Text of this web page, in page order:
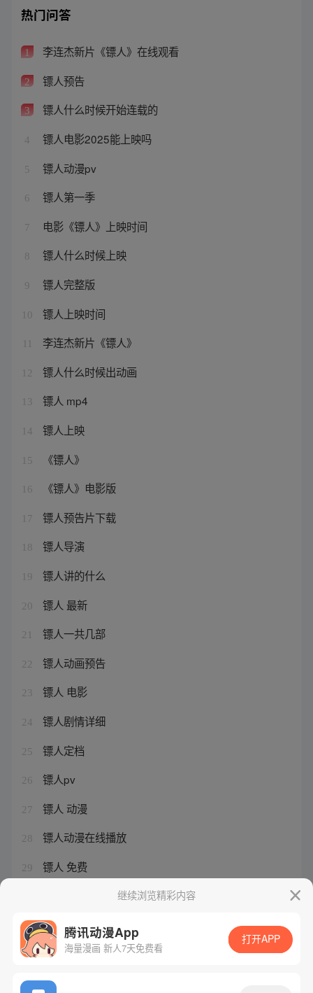
热门问答
1 李连杰新片《镖人》在线观看
2 镖人预告
3 镖人什么时候开始连载的
4 镖人电影2025能上映吗
5 镖人动漫pv
6 镖人第一季
7 电影《镖人》上映时间
8 镖人什么时候上映
9 镖人完整版
10 镖人上映时间
李连杰新片《镖人》
12 镖人什么时候出动画
13 镖人 mp4
14 镖人上映
15 《镖人》
16 《镖人》电影版
17 镖人预告片下载
18 镖人导演
19 镖人讲的什么
20 镖人 最新
21 镖人一共几部
22 镖人动画预告
23 镖人 电影
24 镖人剧情详细
25 镖人定档
26 镖人pv
27 镖人 动漫
28 镖人动漫在线播放
29 镖人 免费
镖人什么时候完结继续浏览精彩内容
腾讯动漫App
海量漫画 新人7天免费看
打开APP